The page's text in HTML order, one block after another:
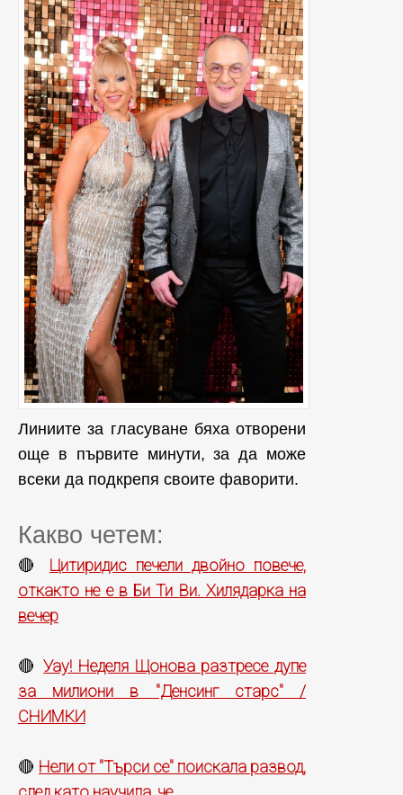
Линиите за гласуване бяха отворени
още в първите минути, за да може
всеки да подкрепя своите фаворити.
Какво четем:
🔴 Цитиридис печели двойно повече,
откакто не е в Би Ти Ви. Хилядарка на
вечер
🔴Уау! Неделя Щонова разтресе дупе
за милиони в "Денсинг старс" /
СНИМКИ
🔴 Нели от "Търси се" поискала развод,